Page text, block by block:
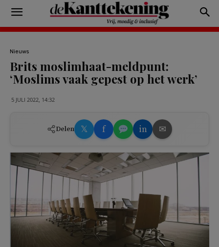
Nieuws
Brits moslimhaat-meldpunt:
‘Moslims vaak gepest op het werk’
5 JULI 2022, 14:32
Delen 𝕏 f in ✉